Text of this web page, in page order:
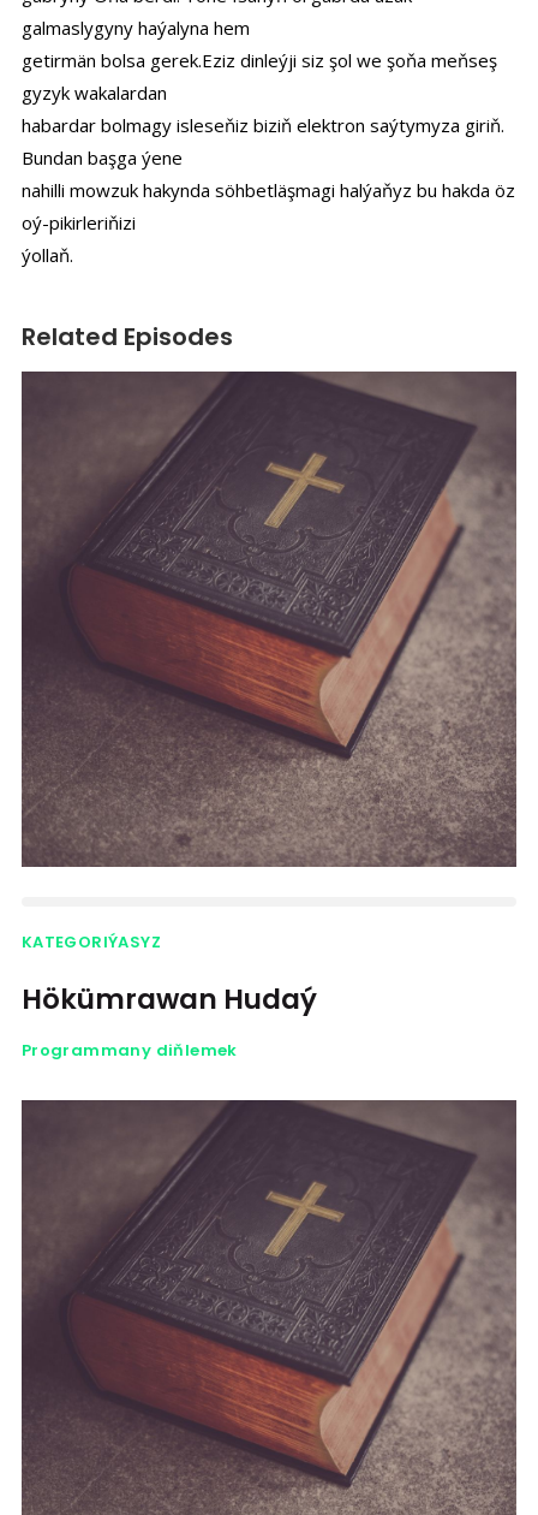
galmaslygyny haýalyna hem
getirmän bolsa gerek.Eziz dinleýji siz şol we şoňa meňseş
gyzyk wakalardan
habardar bolmagy isleseňiz biziň elektron saýtymyza giriň.
Bundan başga ýene
nahilli mowzuk hakynda söhbetläşmagi halýaňyz bu hakda öz
oý-pikirleriňizi
ýollaň.
Related Episodes
KATEGORIÝASYZ
Hökümrawan Hudaý
Programmany diňlemek